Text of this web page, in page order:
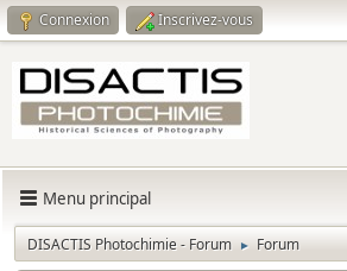
Connexion Inscrivez-vous
Menu principal
DISACTIS Photochimie - Forum ► Forum